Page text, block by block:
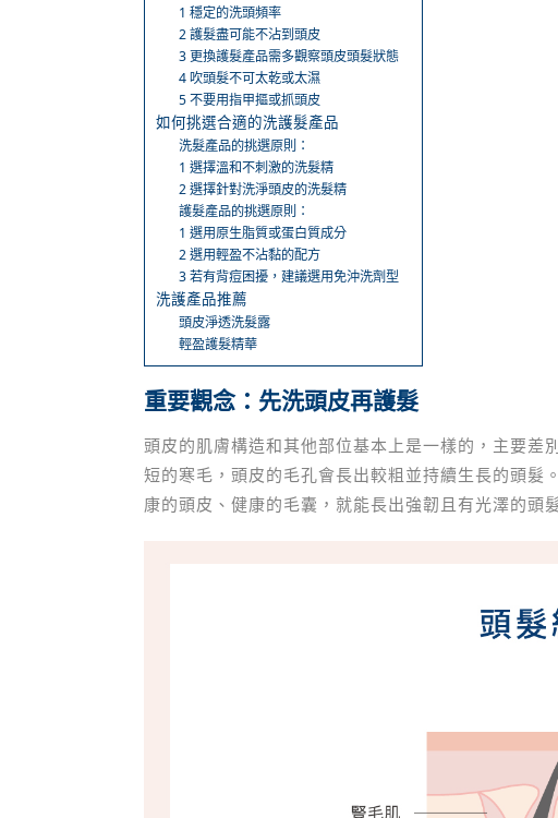
1 穩定的洗頭頻率
2 護髮盡可能不沾到頭皮
3 更換護髮產品需多觀察頭皮頭髮狀態
4 吹頭髮不可太乾或太濕
5 不要用指甲摳或抓頭皮
如何挑選合適的洗護髮產品
洗髮產品的挑選原則：
1 選擇溫和不刺激的洗髮精
2 選擇針對洗淨頭皮的洗髮精
護髮產品的挑選原則：
1 選用原生脂質或蛋白質成分
2 選用輕盈不沾黏的配方
3 若有背痘困擾，建議選用免沖洗劑型
洗護產品推薦
頭皮淨透洗髮露
輕盈護髮精華
重要觀念：先洗頭皮再護髮
頭皮的肌膚構造和其他部位基本上是一樣的，主要差
短的寒毛，頭皮的毛孔會長出較粗並持續生長的頭髮
康的頭皮、健康的毛囊，就能長出強韌且有光澤的頭